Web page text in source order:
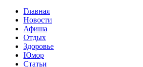
Главная
Новости
Афиша
Отдых
Здоровье
Юмор
Статьи